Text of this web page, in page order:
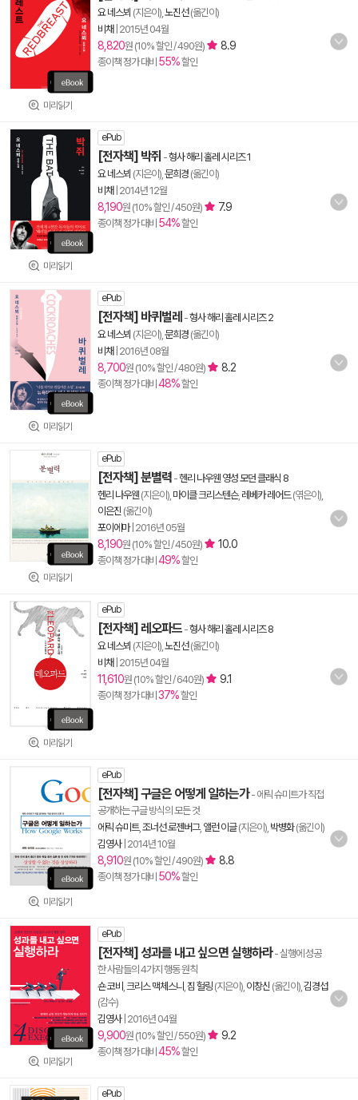
미리읽기
요 네스뵈 (지은이), 노진선(옮긴이)
비채 2015년 04월
8,820원 (10% 할인 / 490원) 8.9
종이책 정가 대비 55%할인
미리읽기
ePub
[전자책] 박쥐 -형사 해리 홀레 시리즈 1
요 네스뵈 (지은이), 문희경 (옮긴이)
비채 2014년 12월
8,190원 (10% 할인 / 450원) 7.9
종이책 정가 대비 54%할인
미리읽기
ePub
[전자책] 바퀴벌레 -형사 해리 홀레 시리즈 2
요 네스뵈 (지은이), 문희경 (옮긴이)
비채 2016년 08월
8,700원 (10% 할인 / 480원) 8.2
종이책 정가 대비 48%할인
미리읽기
ePub
[전자책] 분별력 -헨리 나우웬 영성 모던 클래식 8
헨리 나우웬 (지은이), 마이클 크리스텐슨, 레베카 레어드(엮은이),
이은진 (옮긴이)
포이에마| 2016년 05월
8,190원 (10% 할인 / 450원) 10.0
종이책 정가 대비 49%할인
미리읽기
ePub
[전자책] 레오파드 -형사 해리 홀레 시리즈 8
요 네스뵈 (지은이), 노진선(옮긴이)
비채 2015년 04월
11,610원 (10% 할인 / 640원) 9.1
종이책 정가 대비 37%할인
미리읽기
ePub
[전자책] 구글은 어떻게 일하는가- 에릭 슈미트가 직접
공개하는 구글 방식의 모든 것
에릭 슈미트, 조너선 로젠버그, 앨런 이글(지은이), 박병화(옮긴이)
김영사| 2014년 10월
8,910원 (10% 할인 / 490원) 8.8
종이책 정가 대비 50%할인
미리읽기
ePub
[전자책] 성과를 내고 싶으면 실행하라- 실행에 성공
한 사람들의 4가지 행동 원칙
숀 코비 크리스 맥체스니 짐 헐링 (지은이), 이창신 (옮긴이), 김경섭
(감수)
김영사| 2016년 04월
9,900원 (10% 할인 / 550원) 9.2
종이책 정가 대비 45%할인
ePub